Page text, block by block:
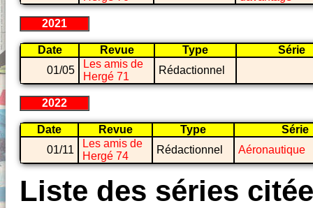
2021
Date Revue Type
Série
01/05
Les amis de
Hergé 71
Rédactionnel
2022
Date Revue Type
Série
01/11
Les amis de
Hergé 74
Rédactionnel Aéronautique
Liste des séries